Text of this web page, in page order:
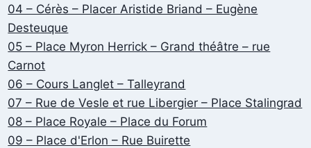
04 – Cérès – Placer Aristide Briand – Eugène
Desteuque
05 – Place Myron Herrick – Grand théâtre – rue
Carnot
06 – Cours Langlet – Talleyrand
07 – Rue de Vesle et rue Libergier – Place Stalingrad
08 – Place Royale – Place du Forum
09 – Place d'Erlon – Rue Buirette